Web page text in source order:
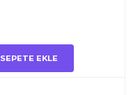
SEPETE EKLE